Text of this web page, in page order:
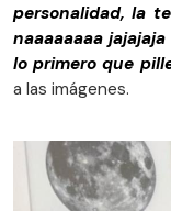
personalidad, la
naaaaaaaa
lo primero que
a las imágenes.